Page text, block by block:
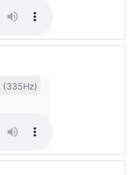
(335Hz)